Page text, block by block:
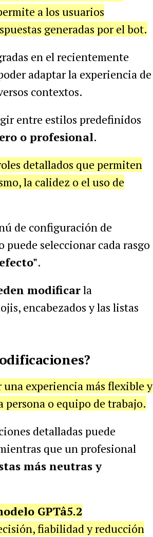
a los usuarios
generadas por el bot.
en el recientemente
adaptar la experiencia de
contextos.
entre estilos predefinidos
o profesional.
detallados que permiten
la calidez o el uso de
de configuración de
seleccionar cada rasgo
.
modificarla
encabezados y las listas
experiencia más flexible y
persona o equipo de trabajo.
detalladas puede
que un profesional
más neutras y
GPTâ5.2
fiabilidad y reducción